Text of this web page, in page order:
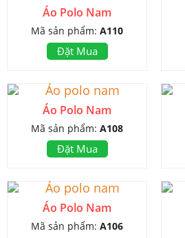
Áo Polo Nam
Mã sản phẩm: A110
Đặt Mua
Áo Polo Nam
Mã sản phẩm: A108
Đặt Mua
Áo Polo Nam
Mã sản phẩm: A106